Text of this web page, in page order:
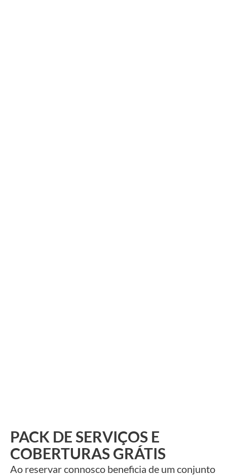
PACK DE SERVIÇOS E
COBERTURAS GRÁTIS
Ao reservar connosco beneficia de um conjunto